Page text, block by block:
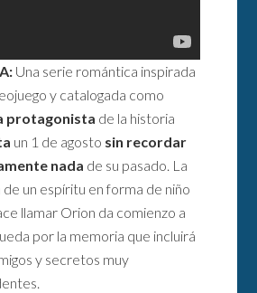
Una serie romántica inspirada
y catalogada como
protagonista de la historia
un 1 de agosto sin recordar
nada de su pasado. La
de un espíritu en forma de niño
llamar Orion da comienzo a
por la memoria que incluirá
y secretos muy